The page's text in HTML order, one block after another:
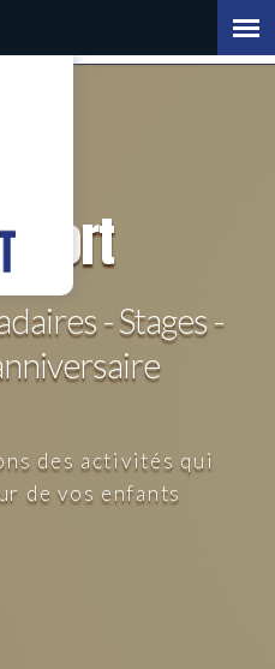
Sport
- Stages -
des activités qui
de vos enfants